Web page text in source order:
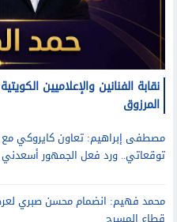
نقابة الفنانين والإعلاميين
المرزوق
مصطفى إبراهيم: تعاون كايروكي
توقعاتي.. ورد فعل الجمهور أسعدني
محمد فهيم: انضمام محسن صبري
قطاع المسرح